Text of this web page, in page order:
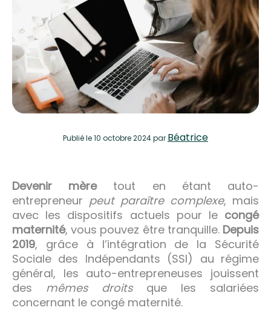
Publiéle 10 octobre 2024par Béatrice
Devenir mèretout en étant auto-
entrepreneur peut paraître complexe, mais
avec les dispositifs actuels pour le congé
maternité, vous pouvez être tranquille. Depuis
2019, grâce à l’intégration de la Sécurité
Sociale des Indépendants (SSI) au régime
général, les auto-entrepreneuses jouissent
des mêmes droitsque les salariées
concernant le congé maternité.